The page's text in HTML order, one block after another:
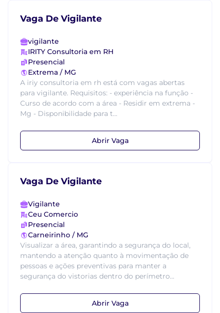
Vaga De Vigilante
vigilante
IRITY Consultoria em RH
Presencial
Extrema / MG
A iriy consultoria em rh está com vagas abertas
para vigilante. Requisitos: - experiência na função -
Curso de acordo com a área - Residir em extrema -
Mg - Disponibilidade para t...
Abrir Vaga
Vaga De Vigilante
Vigilante
Ceu Comercio
Presencial
Carneirinho / MG
Visualizar a área, garantindo a segurança do local,
mantendo a atenção quanto à movimentação de
pessoas e ações preventivas para manter a
segurança do vistorias dentro do perímetro...
Abrir Vaga